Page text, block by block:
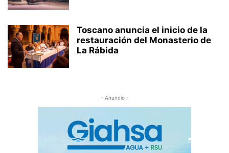
Toscano anuncia el inicio de la
restauración del Monasterio de
La Rábida
- Anuncio -